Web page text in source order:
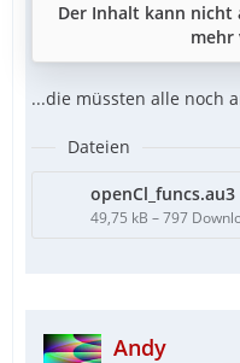
Der Inhalt kann nicht
mehr
...die müssten alle noch
Dateien
openCl_funcs.au3
49,75 kB – 797
Andy